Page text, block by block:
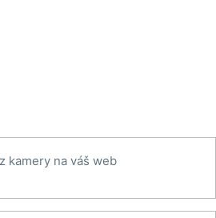
kamery na váš web